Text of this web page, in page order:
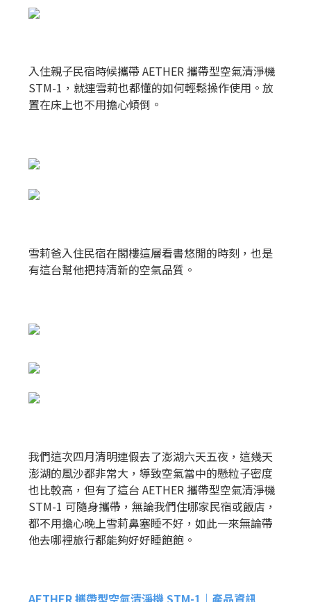
入住親子民宿時候攜帶 AETHER 攜帶型空氣清淨機
STM-1，就連雪莉也都懂的如何輕鬆操作使用。放
置在床上也不用擔心傾倒。
雪莉爸入住民宿在閣樓這層看書悠閒的時刻，也是
有這台幫他把持清新的空氣品質。
我們這次四月清明連假去了澎湖六天五夜，這幾天
澎湖的風沙都非常大，導致空氣當中的懸粒子密度
也比較高，但有了這台 AETHER 攜帶型空氣清淨機
STM-1 可隨身攜帶，無論我們住哪家民宿或飯店，
都不用擔心晚上雪莉鼻塞睡不好，如此一來無論帶
他去哪裡旅行都能夠好好睡飽飽。
AETHER 攜帶型空氣清淨機 STM-1｜產品資訊